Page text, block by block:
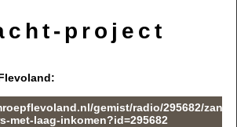
project
gemist/radio/295682/
met-laag-inkomen?id=295682